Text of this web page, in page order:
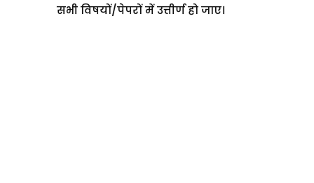
सभी विषयों/पेपरों में उत्तीर्ण हो जाए।